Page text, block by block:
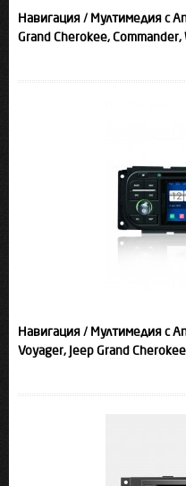
Навигация / Мултимедия с
Grand Cherokee,
Навигация / Мултимедия с
Voyager, Jeep Grand